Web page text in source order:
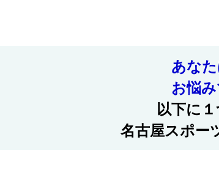
あな
お悩
以下に
名古屋スポー